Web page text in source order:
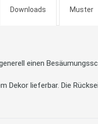
einen
Dekor lieferbar. Die
Downloads Muster